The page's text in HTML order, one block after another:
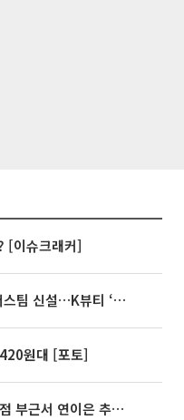
[이슈크래커]
로벌 판매망’ 확대[K뷰티 라방戰]
원대 [포토]
연이은 추돌사고 발생